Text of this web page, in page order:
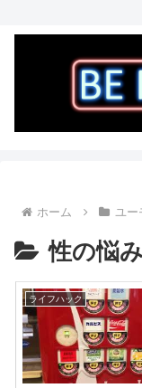
ホーム ユー
性の悩
ライフハック